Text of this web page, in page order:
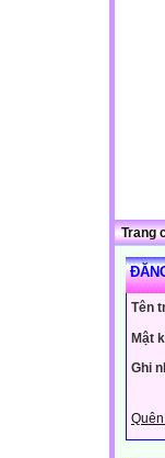
Trang
Tên
Mật
Ghi